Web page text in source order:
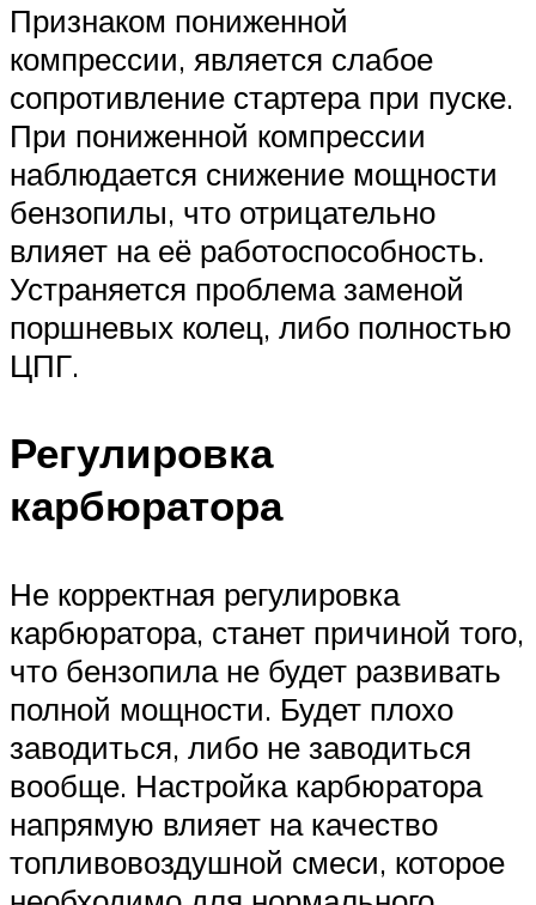
Признаком пониженной
компрессии, является слабое
сопротивление стартера при пуске.
При пониженной компрессии
наблюдается снижение мощности
бензопилы, что отрицательно
влияет на её работоспособность.
Устраняется проблема заменой
поршневых колец, либо полностью
ЦПГ.
Регулировка
карбюратора
Не корректная регулировка
карбюратора, станет причиной того,
что бензопила не будет развивать
полной мощности. Будет плохо
заводиться, либо не заводиться
вообще. Настройка карбюратора
напрямую влияет на качество
топливовоздушной смеси, которое